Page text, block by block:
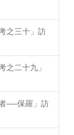
之三十」訪
之二十九」
──保羅」訪